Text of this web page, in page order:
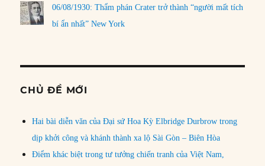
06/08/1930: Thẩm phán Crater trở thành “người mất tích
bí ẩn nhất” New York
CHỦ ĐỀ MỚI
Hai bài diễn văn của Đại sứ Hoa Kỳ Elbridge Durbrow trong
dịp khởi công và khánh thành xa lộ Sài Gòn – Biên Hòa
Điểm khác biệt trong tư tưởng chiến tranh của Việt Nam,